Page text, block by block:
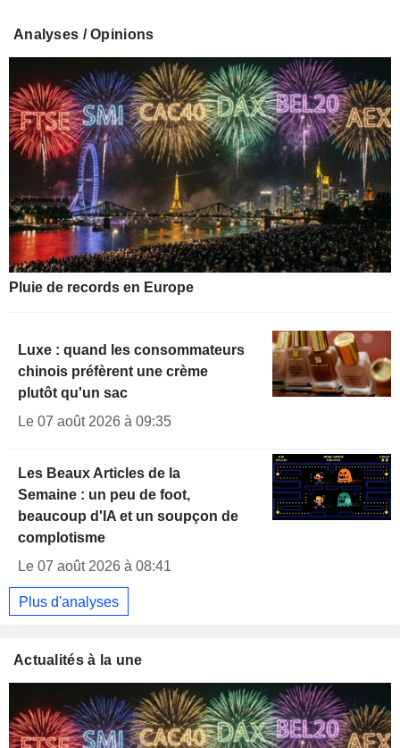
JAPAN 1Y CASH
Analyses / Opinions
Pluie de records en Europe
Luxe : quand les consommateurs
chinois préfèrent une crème
plutôt qu'un sac
Le 07 août 2026 à 09:35
Les Beaux Articles de la
Semaine : un peu de foot,
beaucoup d'IA et un soupçon de
complotisme
Le 07 août 2026 à 08:41
Plus d'analyses
Actualités à la une